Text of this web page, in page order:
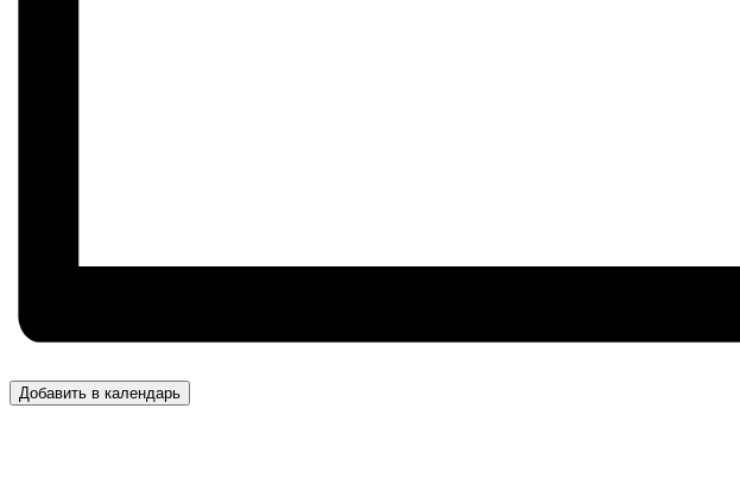
Добавить в календарь